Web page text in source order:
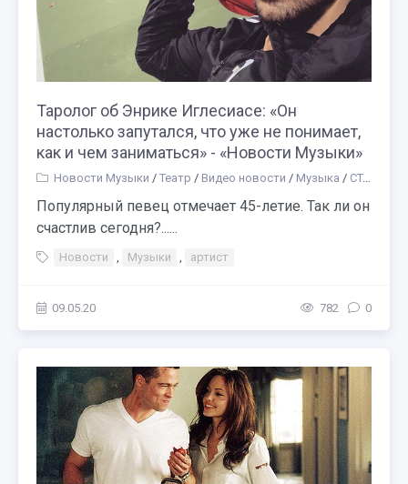
Таролог об Энрике Иглесиасе: «Он
настолько запутался, что уже не понимает,
как и чем заниматься» - «Новости Музыки»
Новости Музыки / Театр / Видео новости / Музыка / СТАТЬИ
Популярный певец отмечает 45-летие. Так ли он
счастлив сегодня?......
Новости , Музыки , артист
09.05.20 782 0